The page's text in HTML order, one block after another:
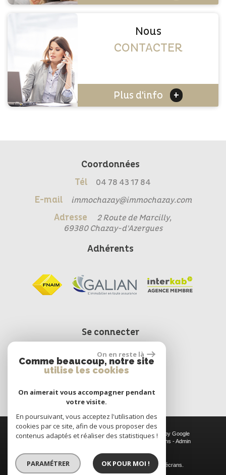
Nous
CONTACTER
Plus d'info +
Coordonnées
Tél
04 78 43 17 84
E-mail immochazay@immochazay.com
Adresse
2 Route de Marcilly,
69380 Chazay-d'Azergues
Adhérents
Se connecter
Espace propriétaire
© 2026 | Tous droits réservés | Traduction powered by Google
Plan du site
Nos honoraires Liens -Admin
Site internet compatible multi-supports,
un seul site adaptable à tous les types d'écrans.
On en reste là
Comme beaucoup, notre site
utilise les cookies
On aimerait vous accompagner pendant
votre visite.
En poursuivant, vous acceptez l'utilisation des
cookies par ce site, afin de vous proposer des
contenus adaptés et réaliser des statistiques !
PARAMÉTRER OK POUR MOI !